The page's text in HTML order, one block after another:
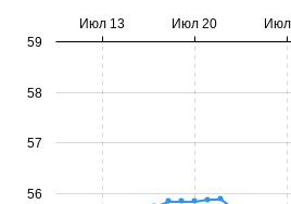
Июл 13 Июл 20
56
57
58
59